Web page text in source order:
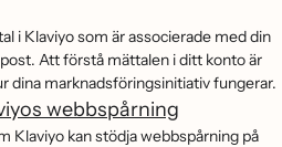
i Klaviyo som är associerade med din
Att förstå mättalen i ditt konto är
dina marknadsföringsinitiativ fungerar.
webbspårning
Klaviyo kan stödja webbspårning på